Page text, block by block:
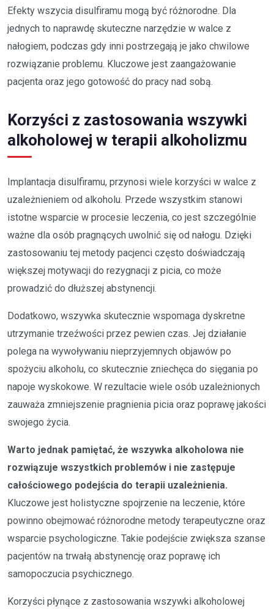
Efekty wszycia disulfiramu mogą być różnorodne. Dla
jednych to naprawdę skuteczne narzędzie w walce z
nałogiem, podczas gdy inni postrzegają je jako chwilowe
rozwiązanie problemu. Kluczowe jest zaangażowanie
pacjenta oraz jego gotowość do pracy nad sobą.
Korzyści z zastosowania wszywki
alkoholowej w terapii alkoholizmu
Implantacja disulfiramu, przynosi wiele korzyści w walce z
uzależnieniem od alkoholu. Przede wszystkim stanowi
istotne wsparcie w procesie leczenia, co jest szczególnie
ważne dla osób pragnących uwolnić się od nałogu. Dzięki
zastosowaniu tej metody pacjenci często doświadczają
większej motywacji do rezygnacji z picia, co może
prowadzić do dłuższej abstynencji.
Dodatkowo, wszywka skutecznie wspomaga dyskretne
utrzymanie trzeźwości przez pewien czas. Jej działanie
polega na wywoływaniu nieprzyjemnych objawów po
spożyciu alkoholu, co skutecznie zniechęca do sięgania po
napoje wyskokowe. W rezultacie wiele osób uzależnionych
zauważa zmniejszenie pragnienia picia oraz poprawę jakości
swojego życia.
Warto jednak pamiętać, że wszywka alkoholowa nie
rozwiązuje wszystkich problemów i nie zastępuje
całościowego podejścia do terapii uzależnienia.
Kluczowe jest holistyczne spojrzenie na leczenie, które
powinno obejmować różnorodne metody terapeutyczne oraz
wsparcie psychologiczne. Takie podejście zwiększa szanse
pacjentów na trwałą abstynencję oraz poprawę ich
samopoczucia psychicznego.
Korzyści płynące z zastosowania wszywki alkoholowej